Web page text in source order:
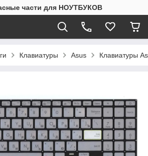
части для НОУТБУКОВ
Клавиатуры Asus Клавиатуры